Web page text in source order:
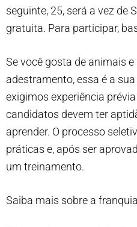
seguinte, 25, será a vez de
gratuita. Para participar,
Se você gosta de animais
adestramento, essa é a
exigimos experiência
candidatos devem ter
aprender. O processo
práticas e, após ser
um treinamento.
Saiba mais sobre a